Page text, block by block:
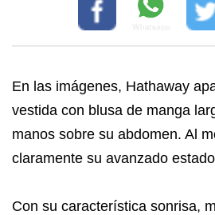
En las imágenes, Hathaway
vestida con blusa de manga
manos sobre su abdomen. Al
claramente su avanzado
Con su característica sonrisa,